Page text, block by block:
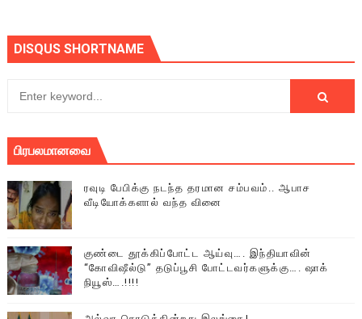
DISQUS SHORTNAME
பிரபலமானவை
ரவுடி பேபிக்கு நடந்த தரமான சம்பவம்.. ஆபாச
வீடியோக்களால் வந்த வினை
குண்டை தூக்கிப்போட்ட ஆய்வு…. இந்தியாவின்
“கோவிஷீல்டு” தடுப்பூசி போட்டவர்களுக்கு…. ஷாக்
நியூஸ்….!!!!